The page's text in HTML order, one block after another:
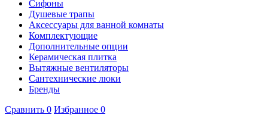
Сифоны
Душевые трапы
Аксессуары для ванной комнаты
Комплектующие
Дополнительные опции
Керамическая плитка
Вытяжные вентиляторы
Сантехнические люки
Бренды
Сравнить 0 Избранное 0